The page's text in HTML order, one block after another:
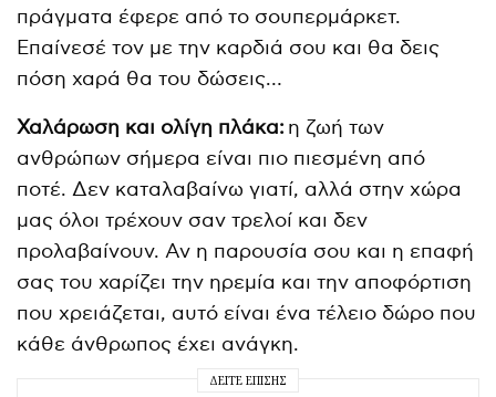
πράγματα έφερε από το σουπερμάρκετ.
Επαίνεσέ τον με την καρδιά σου και θα δεις
πόση χαρά θα του δώσεις…
Χαλάρωση και ολίγη πλάκα: η ζωή των
ανθρώπων σήμερα είναι πιο πιεσμένη από
ποτέ. Δεν καταλαβαίνω γιατί, αλλά στην χώρα
μας όλοι τρέχουν σαν τρελοί και δεν
προλαβαίνουν. Αν η παρουσία σου και η επαφή
σας του χαρίζει την ηρεμία και την αποφόρτιση
που χρειάζεται, αυτό είναι ένα τέλειο δώρο που
κάθε άνθρωπος έχει ανάγκη.
ΔΕΊΤΕ ΕΠΊΣΗΣ